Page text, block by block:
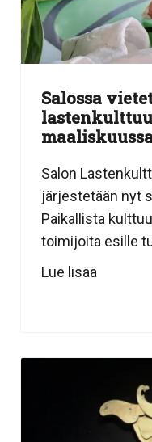
Salossa
Salon
järjestetään nyt
Paikallista
toimijoita esille
Lue lisää